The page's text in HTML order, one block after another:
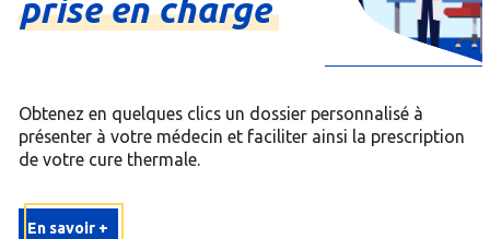
priseencharge
Obtenez en quelques clics un dossier personnalisé à
présenter à votre médecin et faciliter ainsi la prescription
de votre cure thermale.
En savoir +